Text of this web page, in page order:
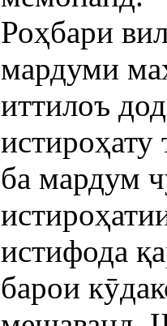
Роҳбари
мардуми
иттилоъ
ба мардум
истифода
барои